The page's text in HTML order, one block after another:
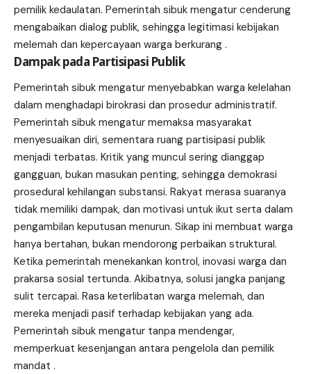
pemilik kedaulatan. Pemerintah sibuk mengatur cenderung
mengabaikan dialog publik, sehingga legitimasi kebijakan
melemah dan kepercayaan warga berkurang .
Dampak pada Partisipasi Publik
Pemerintah sibuk mengatur menyebabkan warga kelelahan
dalam menghadapi birokrasi dan prosedur administratif.
Pemerintah sibuk mengatur memaksa masyarakat
menyesuaikan diri, sementara ruang partisipasi publik
menjadi terbatas. Kritik yang muncul sering dianggap
gangguan, bukan masukan penting, sehingga demokrasi
prosedural kehilangan substansi. Rakyat merasa suaranya
tidak memiliki dampak, dan motivasi untuk ikut serta dalam
pengambilan keputusan menurun. Sikap ini membuat warga
hanya bertahan, bukan mendorong perbaikan struktural.
Ketika pemerintah menekankan kontrol, inovasi warga dan
prakarsa sosial tertunda. Akibatnya, solusi jangka panjang
sulit tercapai. Rasa keterlibatan warga melemah, dan
mereka menjadi pasif terhadap kebijakan yang ada.
Pemerintah sibuk mengatur tanpa mendengar,
memperkuat kesenjangan antara pengelola dan pemilik
mandat .